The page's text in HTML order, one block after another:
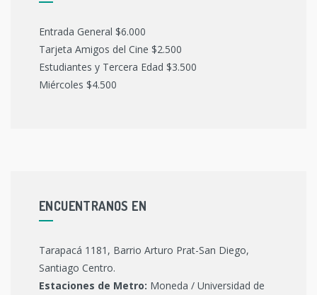
Entrada General $6.000
Tarjeta Amigos del Cine $2.500
Estudiantes y Tercera Edad $3.500
Miércoles $4.500
ENCUENTRANOS EN
Tarapacá 1181, Barrio Arturo Prat-San Diego,
Santiago Centro.
Estaciones de Metro: Moneda / Universidad de